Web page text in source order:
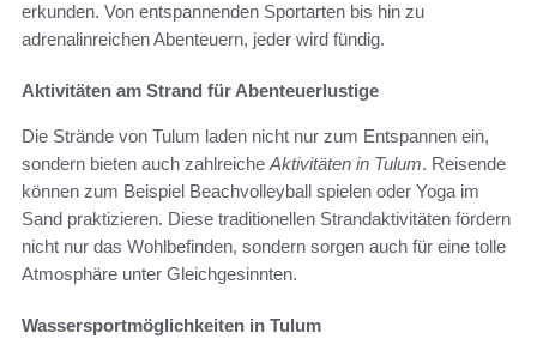
erkunden. Von entspannenden Sportarten bis hin zu
adrenalinreichen Abenteuern, jeder wird fündig.
Aktivitäten am Strand für Abenteuerlustige
Die Strände von Tulum laden nicht nur zum Entspannen ein,
sondern bieten auch zahlreiche Aktivitäten in Tulum. Reisende
können zum Beispiel Beachvolleyball spielen oder Yoga im
Sand praktizieren. Diese traditionellen Strandaktivitäten fördern
nicht nur das Wohlbefinden, sondern sorgen auch für eine tolle
Atmosphäre unter Gleichgesinnten.
Wassersportmöglichkeiten in Tulum